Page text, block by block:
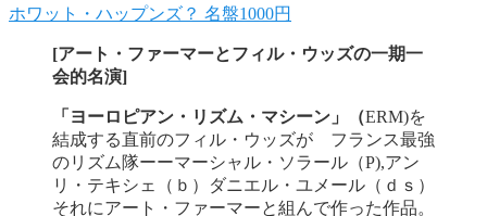
ホワット・ハップンズ？ 名盤1000円
[アート・ファーマーとフィル・ウッズの一期一
会的名演]
「ヨーロピアン・リズム・マシーン」（ERM)を
結成する直前のフィル・ウッズが フランス最強
のリズム隊ーーマーシャル・ソラール（P),アン
リ・テキシェ（ｂ）ダニエル・ユメール（ｄｓ）
それにアート・ファーマーと組んで作った作品。